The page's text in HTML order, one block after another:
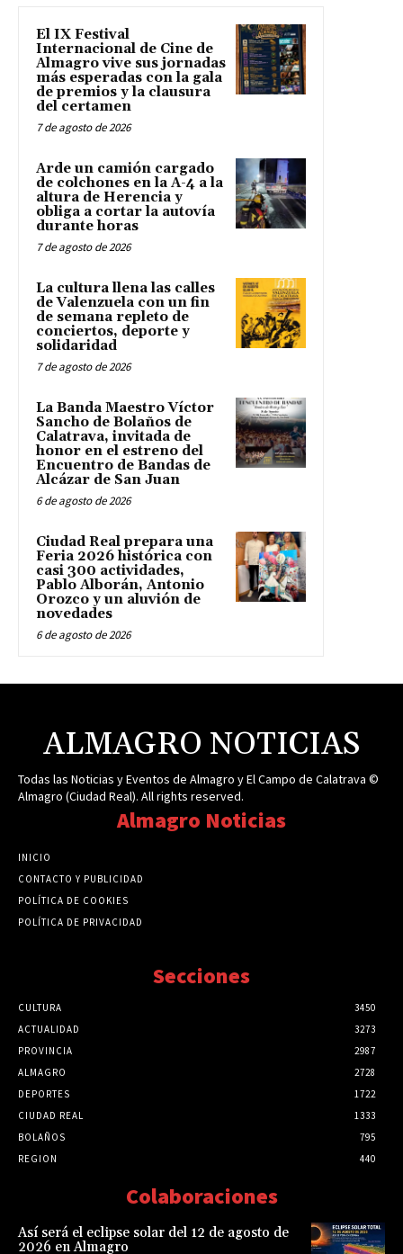
El IX Festival
Internacional de Cine de
Almagro vive sus jornadas
más esperadas con la gala
de premios y la clausura
del certamen
7 de agosto de 2026
Arde un camión cargado
de colchones en la A-4 a la
altura de Herencia y
obliga a cortar la autovía
durante horas
7 de agosto de 2026
La cultura llena las calles
de Valenzuela con un fin
de semana repleto de
conciertos, deporte y
solidaridad
7 de agosto de 2026
La Banda Maestro Víctor
Sancho de Bolaños de
Calatrava, invitada de
honor en el estreno del
Encuentro de Bandas de
Alcázar de San Juan
6 de agosto de 2026
Ciudad Real prepara una
Feria 2026 histórica con
casi 300 actividades,
Pablo Alborán, Antonio
Orozco y un aluvión de
novedades
6 de agosto de 2026
ALMAGRO NOTICIAS
Todas las Noticias y Eventos de Almagro y El Campo de Calatrava ©
Almagro (Ciudad Real). All rights reserved.
Almagro Noticias
INICIO
CONTACTO Y PUBLICIDAD
POLÍTICA DE COOKIES
POLÍTICA DE PRIVACIDAD
Secciones
CULTURA
3450
ACTUALIDAD
3273
PROVINCIA
2987
ALMAGRO
2728
DEPORTES
1722
CIUDAD REAL
1333
BOLAÑOS
795
REGION
440
Colaboraciones
Así será el eclipse solar del 12 de agosto de
2026 en Almagro